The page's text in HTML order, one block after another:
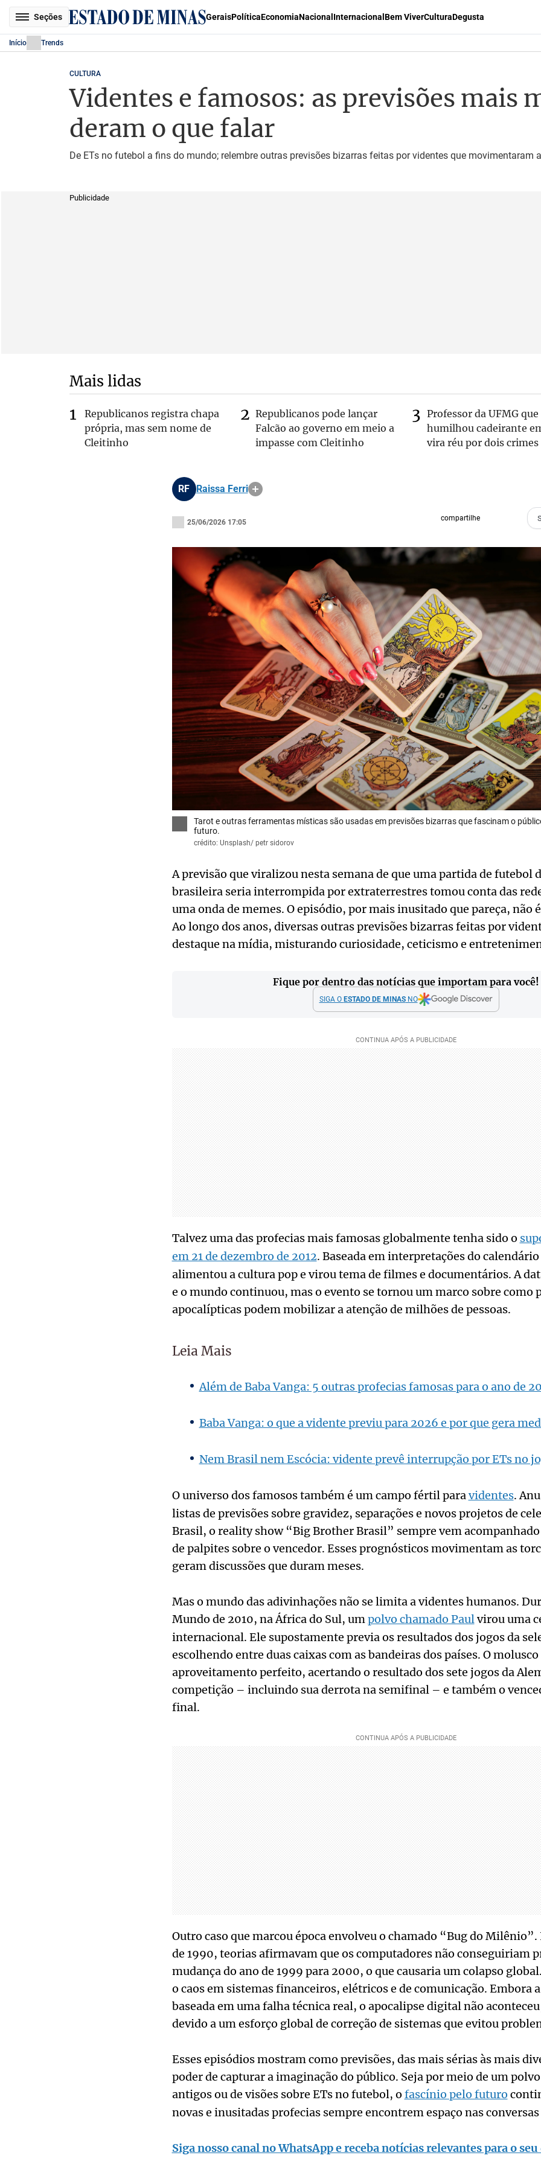
Seções GeraisPolíticaEconomiaNacional Internacional Bem ViverCulturaDegusta
Início Trends
CULTURA
Videntes e famosos: as previsões mais
deram o que falar
De ETs no futebol a fins do mundo; relembre outras previsões bizarras feitas por videntes que movimentaram
Publicidade
Mais lidas
Republicanos registra chapa
própria, mas sem nome de
Cleitinho
Republicanos pode lançar
Falcão ao governo em meio a
impasse com Cleitinho
Professor da UFMG que
humilhou cadeirante
vira réu por dois crimes
RF Raissa Ferri
25/06/2026 17:05 compartilhe
Tarot e outras ferramentas místicas são usadas em previsões bizarras que fascinam o
futuro.
crédito: Unsplash/ petr sidorov
A previsão que viralizou nesta semana de que uma partida de futebol
brasileira seria interrompida por extraterrestres tomou conta das
uma onda de memes. O episódio, por mais inusitado que pareça, não
Ao longo dos anos, diversas outras previsões bizarras feitas por
destaque na mídia, misturando curiosidade, ceticismo e
Fique por dentro das notícias que importam para você!
SIGA O ESTADO DE MINASNO
Talvez uma das profecias mais famosas globalmente tenha sido o
em 21 de dezembro de 2012. Baseada em interpretações do
alimentou a cultura pop e virou tema de filmes e documentários. A
e o mundo continuou, mas o evento se tornou um marco sobre como
apocalípticas podem mobilizar a atenção de milhões de pessoas.
Leia Mais
Além de Baba Vanga: 5 outras profecias famosas para o ano de
Baba Vanga: o que a vidente previu para 2026 e por que gera
Nem Brasil nem Escócia: vidente prevê interrupção por ETs no
O universo dos famosos também é um campo fértil paravidentes.
listas de previsões sobre gravidez, separações e novos projetos de
Brasil, o reality show “Big Brother Brasil” sempre vem
de palpites sobre o vencedor. Esses prognósticos movimentam as
geram discussões que duram meses.
Mas o mundo das adivinhações não se limita a videntes humanos.
Mundo de 2010, na África do Sul, umpolvo chamado Paulvirou uma
internacional. Ele supostamente previa os resultados dos jogos da
escolhendo entre duas caixas com as bandeiras dos países. O
aproveitamento perfeito, acertando o resultado dos sete jogos da
competição – incluindo sua derrota na semifinal – e também o
final.
Outro caso que marcou época envolveu o chamado “Bug do Milênio”.
de 1990, teorias afirmavam que os computadores não conseguiriam
mudança do ano de 1999 para 2000, o que causaria um colapso
o caos em sistemas financeiros, elétricos e de comunicação. Embora
baseada em uma falha técnica real, o apocalipse digital não
devido a um esforço global de correção de sistemas que evitou
Esses episódios mostram como previsões, das mais sérias às mais
poder de capturar a imaginação do público. Seja por meio de um
antigos ou de visões sobre ETs no futebol, o fascínio pelo futuro
novas e inusitadas profecias sempre encontrem espaço nas conversas
Siga nosso canal no WhatsApp e receba notícias relevantes para o seu